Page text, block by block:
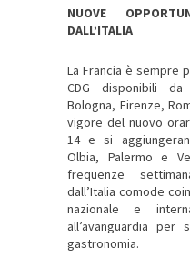
NUOVE
DALL’ITALIA
La Francia è sempre
CDG disponibili da
Bologna, Firenze,
vigore del nuovo
14 e si
Olbia, Palermo e
frequenze
dall’Italia comode
nazionale e
all’avanguardia
gastronomia.